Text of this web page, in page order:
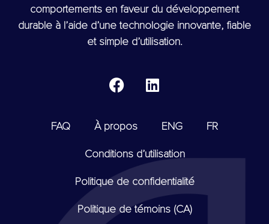
comportements en faveur du développement
durable à l’aide d’une technologie innovante, fiable
et simple d’utilisation.
FAQ À propos ENG FR
Conditions d’utilisation
Politique de confidentialité
Politique de témoins (CA)